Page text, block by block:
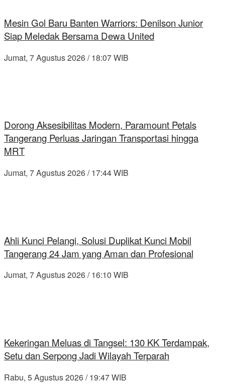
Mesin Gol Baru Banten Warriors: Denilson Junior
Siap Meledak Bersama Dewa United
Jumat, 7 Agustus 2026 / 18:07 WIB
Dorong Aksesibilitas Modern, Paramount Petals
Tangerang Perluas Jaringan Transportasi hingga
MRT
Jumat, 7 Agustus 2026 / 17:44 WIB
Ahli Kunci Pelangi, Solusi Duplikat Kunci Mobil
Tangerang 24 Jam yang Aman dan Profesional
Jumat, 7 Agustus 2026 / 16:10 WIB
Kekeringan Meluas di Tangsel: 130 KK Terdampak,
Setu dan Serpong Jadi Wilayah Terparah
Rabu, 5 Agustus 2026 / 19:47 WIB